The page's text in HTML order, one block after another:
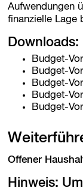
Aufwendungen
finanzielle Lage
Downloads:
Budget-
Budget-
Budget-
Budget-
Budget-
Offener
Hinweis: